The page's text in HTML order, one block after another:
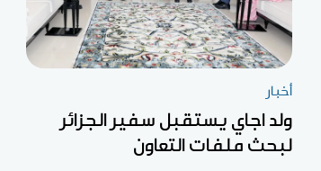
أخبار
ولد اجاي يستقبل سفير الجزائر
لبحث ملفات التعاون